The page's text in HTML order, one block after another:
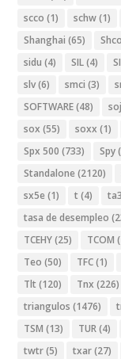
scco (1) schw(1)
Shanghai (65)
sidu (4) SIL(4)
slv(6) smci (3)
SOFTWARE(48)
sox (55) soxx (1)
Spx 500 (733) Spy
Standalone (2120)
sx5e (1) t (4)
tasa de desempleo
TCEHY(25) TCOM
Teo (50) TFC(1)
Tlt (120) Tnx (226)
triangulos (1476)
TSM (13) TUR(4)
twtr(5) txar(27)